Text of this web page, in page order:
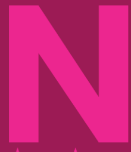
crianças e animais. Mantenha o
abrigo de luz. Não armazenar
USO EXTERNO.
Use a linha completa e obtenha